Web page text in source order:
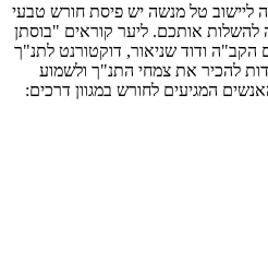
ליישוב טל מנשה יש פיסת חורש טבעי
אותכם. ליער קוראים "בוסתן
ודוד שניאור, דוקטורנט לתנ"ך
להכיר את צמחי התנ"ך ולשמוע
המגיעים לחורש במגוון דרכים: